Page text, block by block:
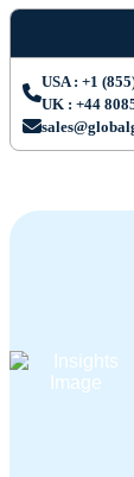
USA : +1
UK : +44